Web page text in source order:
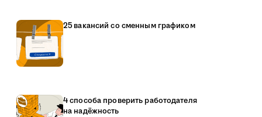
25 вакансий со сменным графиком
4 способа проверить работодателя
на надёжность